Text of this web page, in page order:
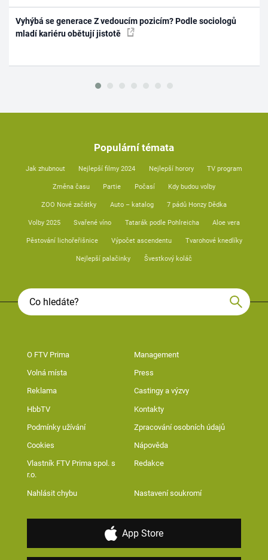
Vyhýbá se generace Z vedoucím pozicím? Podle sociologů
mladí kariéru obětují jistotě
Populární témata
Jak zhubnout Nejlepší filmy 2024 Nejlepší horory TV program
Změna času Partie Počasí Kdy budou volby
ZOO Nové začátky Auto – katalog 7 pádů Honzy Dědka
Volby 2025 Svařené víno Tatarák podle Pohlreicha Aloe vera
Pěstování lichořeřišnice Výpočet ascendentu Tvarohové knedlíky
Nejlepší palačinky Švestkový koláč
O FTV Prima Management
Volná místa Press
Reklama Castingy a výzvy
HbbTV Kontakty
Podmínky užívání Zpracování osobních údajů
Cookies Nápověda
Vlastník FTV Prima spol. s
r.o.
Redakce
Nahlásit chybu Nastavení soukromí
App Store